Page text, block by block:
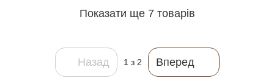
Показати ще 7 товарів
Назад 1 з 2 Вперед